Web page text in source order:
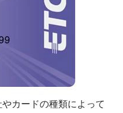
カードの種類によって